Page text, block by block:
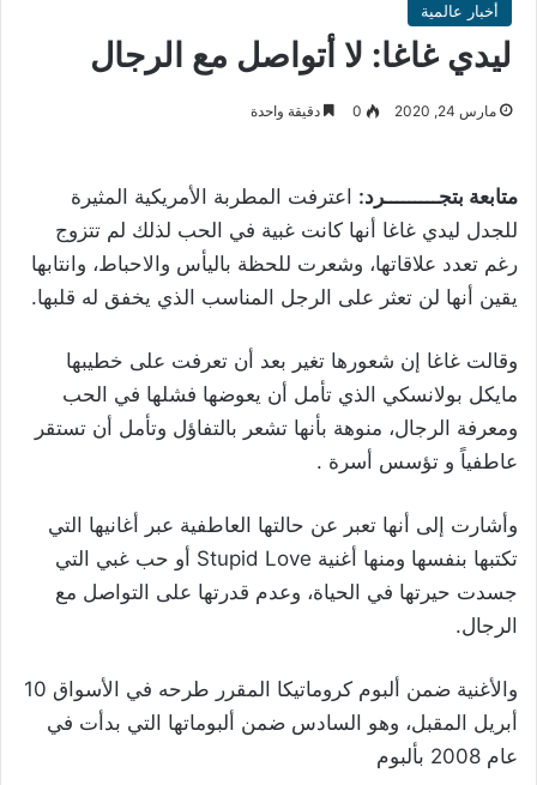
أخبار عالمية
ليدي غاغا: لا أتواصل مع الرجال
مارس 24, 2020 0 دقيقة واحدة
متابعة بتجـــــــــرد: اعترفت المطربة الأمريكية المثيرة
للجدل ليدي غاغا أنها كانت غبية في الحب لذلك لم تتزوج
رغم تعدد علاقاتها، وشعرت للحظة باليأس والاحباط، وانتابها
يقين أنها لن تعثر على الرجل المناسب الذي يخفق له قلبها.
وقالت غاغا إن شعورها تغير بعد أن تعرفت على خطيبها
مايكل بولانسكي الذي تأمل أن يعوضها فشلها في الحب
ومعرفة الرجال، منوهة بأنها تشعر بالتفاؤل وتأمل أن تستقر
عاطفياً و تؤسس أسرة .
وأشارت إلى أنها تعبر عن حالتها العاطفية عبر أغانيها التي
تكتبها بنفسها ومنها أغنية Stupid Love أو حب غبي التي
جسدت حيرتها في الحياة، وعدم قدرتها على التواصل مع
الرجال.
والأغنية ضمن ألبوم كروماتيكا المقرر طرحه في الأسواق 10
أبريل المقبل، وهو السادس ضمن ألبوماتها التي بدأت في
عام 2008 بألبوم